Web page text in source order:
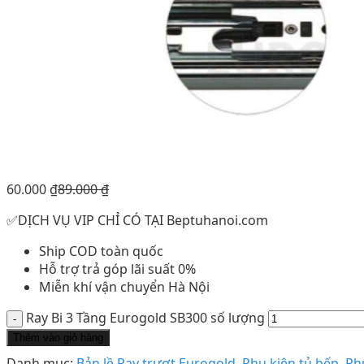
60.000 ₫89.000₫
✅DỊCH VỤ VIP CHỈ CÓ TẠI Beptuhanoi.com
Ship COD toàn quốc
Hỗ trợ trả góp lãi suất 0%
Miễn khí vận chuyển Hà Nội
Ray Bi 3 Tầng Eurogold SB300 số lượng
Thêm vào giỏ hàng